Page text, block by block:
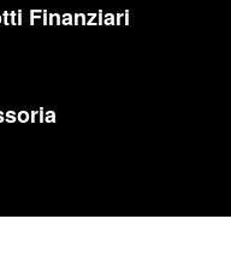
Finanziari